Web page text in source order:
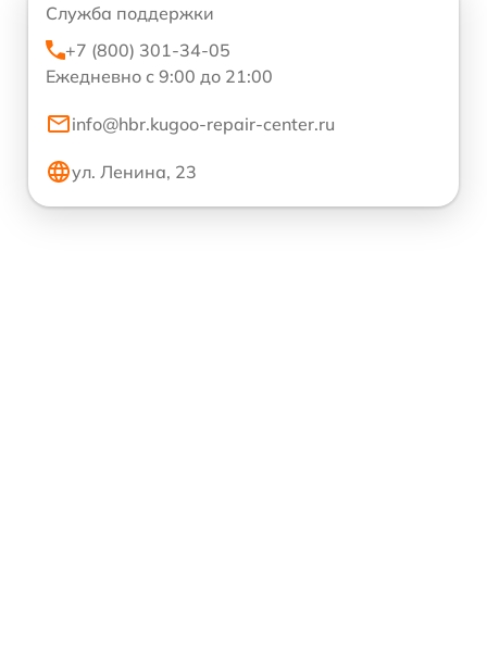
Служба поддержки
+7 (800) 301-34-05
Ежедневно с 9:00 до 21:00
info@hbr.kugoo-repair-center.ru
ул. Ленина, 23